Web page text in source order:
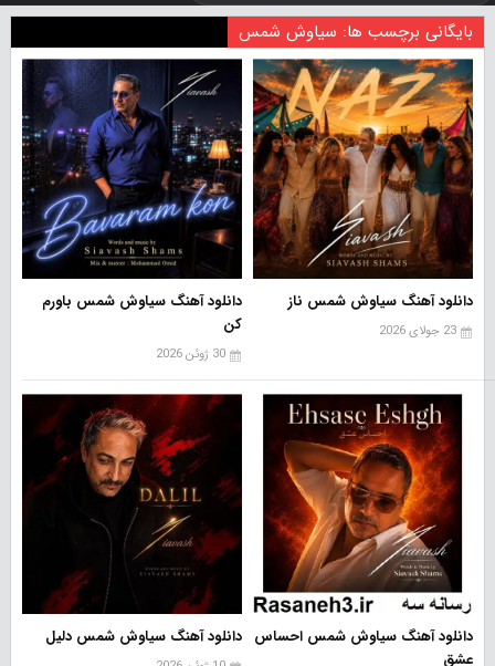
بایگانی برچسب ها: سیاوش شمس
دانلود آهنگ سیاوش شمس ناز
23 جولای 2026
دانلود آهنگ سیاوش شمس باورم
کن
30 ژوئن 2026
دانلود آهنگ سیاوش شمس احساس
عشق
دانلود آهنگ سیاوش شمس دلیل